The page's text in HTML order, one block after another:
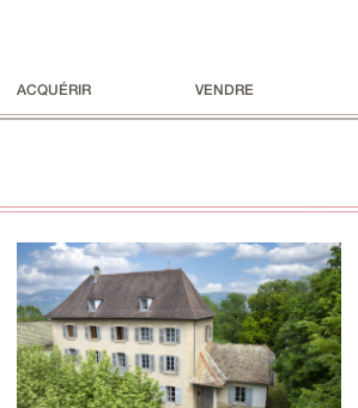
ACQUÉRIR VENDRE